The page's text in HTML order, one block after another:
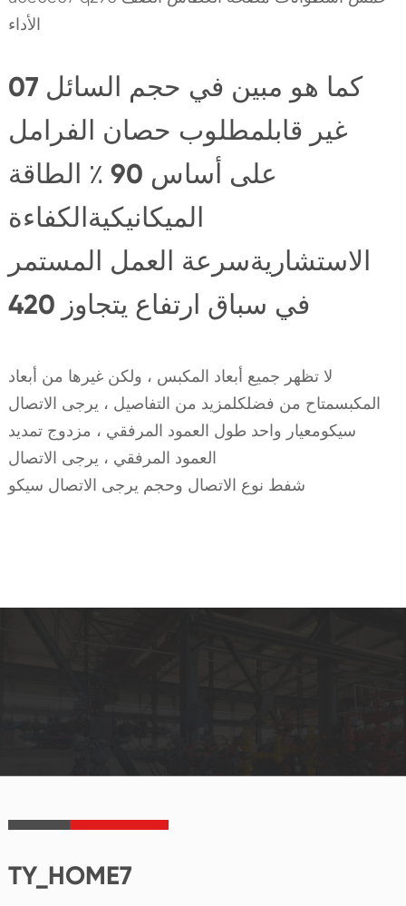
الأداء
07 كما هو مبين في حجم السائل
غير قابلمطلوب حصان الفرامل
على أساس 90 ٪ الطاقة
الميكانيكيةالكفاءة
الاستشاريةسرعة العمل المستمر
في سباق ارتفاع يتجاوز 420
لا تظهر جميع أبعاد المكبس ، ولكن غيرها من أبعاد
المكبسمتاح من فضلكلمزيد من التفاصيل ، يرجى الاتصال
سيكومعيار واحد طول العمود المرفقي ، مزدوج تمديد
العمود المرفقي ، يرجى الاتصال
شفط نوع الاتصال وحجم يرجى الاتصال سيكو
TY_HOME7